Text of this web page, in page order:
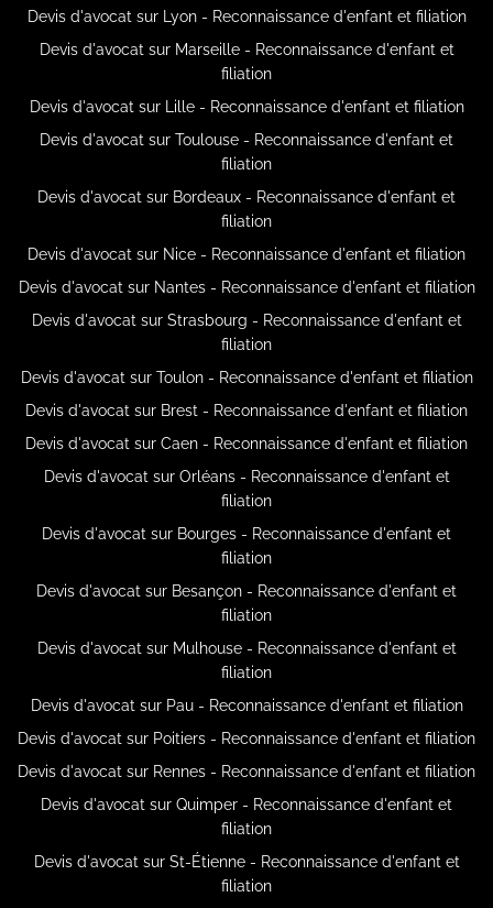
Devis d'avocat sur Lyon - Reconnaissance d'enfant et filiation
Devis d'avocat sur Marseille - Reconnaissance d'enfant et
filiation
Devis d'avocat sur Lille - Reconnaissance d'enfant et filiation
Devis d'avocat sur Toulouse - Reconnaissance d'enfant et
filiation
Devis d'avocat sur Bordeaux - Reconnaissance d'enfant et
filiation
Devis d'avocat sur Nice - Reconnaissance d'enfant et filiation
Devis d'avocat sur Nantes - Reconnaissance d'enfant et filiation
Devis d'avocat sur Strasbourg - Reconnaissance d'enfant et
filiation
Devis d'avocat sur Toulon - Reconnaissance d'enfant et filiation
Devis d'avocat sur Brest - Reconnaissance d'enfant et filiation
Devis d'avocat sur Caen - Reconnaissance d'enfant et filiation
Devis d'avocat sur Orléans - Reconnaissance d'enfant et
filiation
Devis d'avocat sur Bourges - Reconnaissance d'enfant et
filiation
Devis d'avocat sur Besançon - Reconnaissance d'enfant et
filiation
Devis d'avocat sur Mulhouse - Reconnaissance d'enfant et
filiation
Devis d'avocat sur Pau - Reconnaissance d'enfant et filiation
Devis d'avocat sur Poitiers - Reconnaissance d'enfant et filiation
Devis d'avocat sur Rennes - Reconnaissance d'enfant et filiation
Devis d'avocat sur Quimper - Reconnaissance d'enfant et
filiation
Devis d'avocat sur St-Étienne - Reconnaissance d'enfant et
filiation